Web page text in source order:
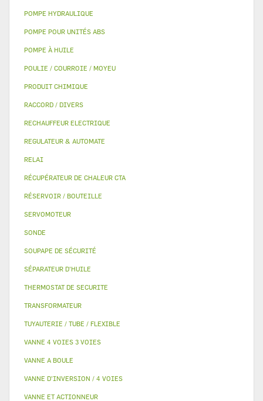
POMPE HYDRAULIQUE
POMPE POUR UNITÉS ABS
POMPE À HUILE
POULIE / COURROIE / MOYEU
PRODUIT CHIMIQUE
RACCORD / DIVERS
RECHAUFFEUR ELECTRIQUE
REGULATEUR & AUTOMATE
RELAI
RÉCUPÉRATEUR DE CHALEUR CTA
RÉSERVOIR / BOUTEILLE
SERVOMOTEUR
SONDE
SOUPAPE DE SÉCURITÉ
SÉPARATEUR D'HUILE
THERMOSTAT DE SECURITE
TRANSFORMATEUR
TUYAUTERIE / TUBE / FLEXIBLE
VANNE 4 VOIES 3 VOIES
VANNE A BOULE
VANNE D’INVERSION / 4 VOIES
VANNE ET ACTIONNEUR